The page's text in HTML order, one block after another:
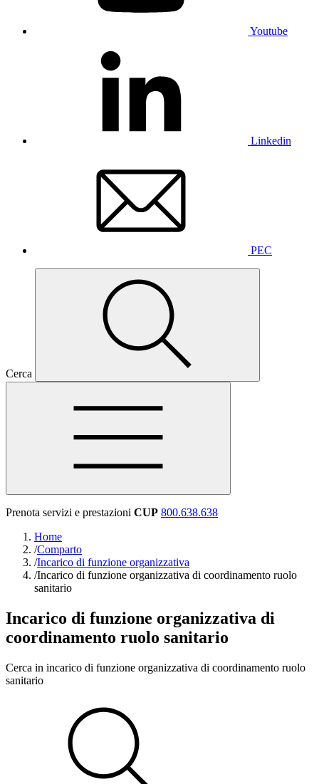
Youtube
Linkedin
PEC
Cerca
Prenota servizi e prestazioni CUP 800.638.638
Home
/Comparto
/Incarico di funzione organizzativa
/Incarico di funzione organizzativa di coordinamento ruolo
sanitario
Incarico di funzione organizzativa di
coordinamento ruolo sanitario
Cerca in incarico di funzione organizzativa di coordinamento ruolo
sanitario